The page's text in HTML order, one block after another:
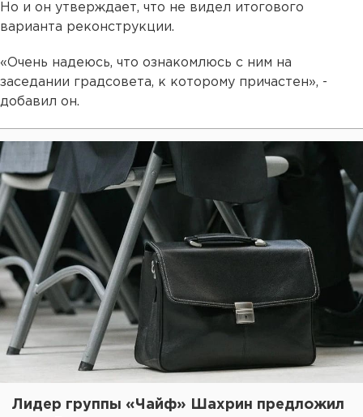
Но и он утверждает, что не видел итогового
варианта реконструкции.
«Очень надеюсь, что ознакомлюсь с ним на
заседании градсовета, к которому причастен», -
добавил он.
Лидер группы «Чайф» Шахрин предложил